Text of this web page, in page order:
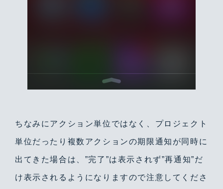
ちなみにアクション単位ではなく、プロジェクト
単位だったり複数アクションの期限通知が同時に
出てきた場合は、”完了”は表示されず”再通知”だ
け表示されるようになりますので注意してくださ